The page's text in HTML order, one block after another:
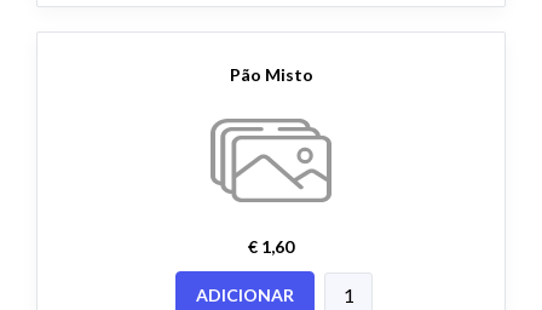
Pão Misto
€ 1,60
ADICIONAR